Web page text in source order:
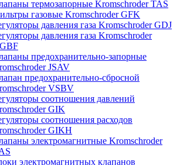
термозапорные Kromschroder TAS
газовые Kromschroder GFK
давления газа Kromschroder GDJ
давления газа Kromschroder
предохранительно-запорные
JSAV
предохранительно-сбросной
VSBV
соотношения давлений
GIK
соотношения расходов
GIKH
электромагнитные Kromschroder
электромагнитных клапанов